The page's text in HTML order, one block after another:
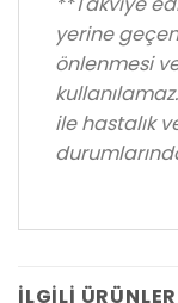
yerine
önlenmesi
ile hastalık
İLGILI ÜRÜNLER